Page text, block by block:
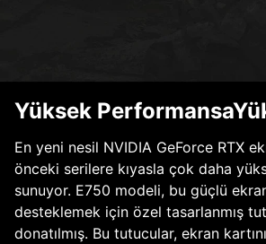
Yüksek
En yeni nesil NVIDIA GeForce RTX
önceki serilere kıyasla çok daha
sunuyor. E750 modeli, bu güçlü
desteklemek için özel tasarlanmış
donatılmış. Bu tutucular, ekran